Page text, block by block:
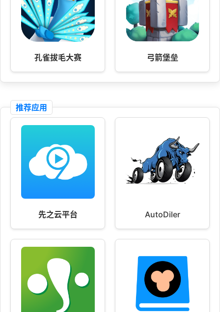
孔雀拔毛大赛 弓箭堡垒
推荐应用
先之云平台 AutoDiler